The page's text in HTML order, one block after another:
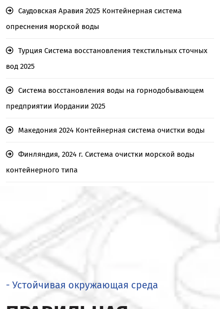
Саудовская Аравия 2025 Контейнерная система
опреснения морской воды
Турция Система восстановления текстильных сточных
вод 2025
Система восстановления воды на горнодобывающем
предприятии Иордании 2025
Македония 2024 Контейнерная система очистки воды
Финляндия, 2024 г. Система очистки морской воды
контейнерного типа
- Устойчивая окружающая среда